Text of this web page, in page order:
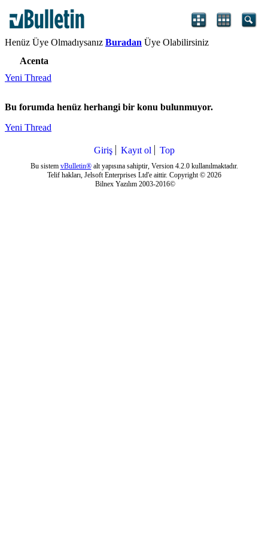
Henüz Üye Olmadıysanız Buradan Üye Olabilirsiniz
Acenta
Yeni Thread
Bu forumda henüz herhangi bir konu bulunmuyor.
Yeni Thread
Giriş Kayıt ol Top
Bu sistem vBulletin®alt yapısına sahiptir, Version 4.2.0 kullanılmaktadır.
Telif hakları, Jelsoft Enterprises Ltd'e aittir. Copyright © 2026
Bilnex Yazılım 2003-2016©